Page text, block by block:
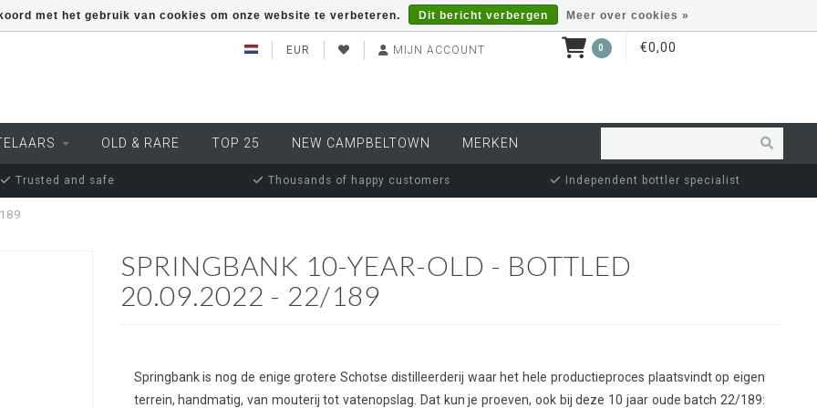
EUR MIJN ACCOUNT 0 €0,00
OLD & RARE TOP 25 NEW CAMPBELTOWN MERKEN
Trusted and safe Thousands of happy customers Independent bottler specialist
SPRINGBANK 10-YEAR-OLD - BOTTLED
20.09.2022 - 22/189
Springbank is nog de enige grotere Schotse distilleerderij waar het hele productieproces plaatsvindt op eigen
terrein, handmatig, van mouterij tot vatenopslag. Dat kun je proeven, ook bij deze 10 jaar oude batch 22/189:
met het gebruik van cookies om onze website te verbeteren. Dit bericht verbergen Meer over cookies »